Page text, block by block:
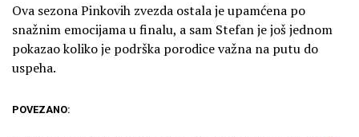
Ova sezona Pinkovih zvezda ostala je upamćena po
snažnim emocijama u finalu, a sam Stefan je još jednom
pokazao koliko je podrška porodice važna na putu do
uspeha.
POVEZANO: